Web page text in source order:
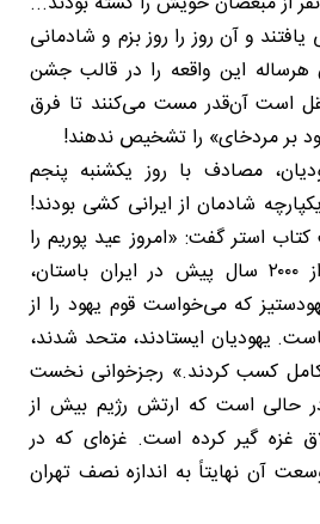
یافتند و آن روز را روز بزم و شادمانی
هرساله این واقعه را در قالب جشن
است آن‌قدر مست می‌کنند تا فرق
بر مردخای» را تشخیص ندهند!
مصادف با روز یکشنبه پنجم
شادمان از ایرانی کشی بودند!
کتاب استر گفت: «امروز عید پوریم را
جشن می‌گیریم. بیش از ۲۰۰۰ سال پیش در ایران باستان،
که می‌خواست قوم یهود را از
یهودیان ایستادند، متحد شدند،
کسب کردند.» رجزخوانی نخست
حالی است که ارتش رژیم بیش از
غزه گیر کرده است. غزه‌ای که در
آن نهایتاً به اندازه نصف تهران